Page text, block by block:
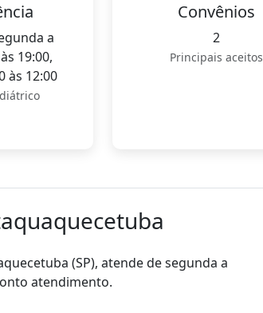
a
19:00,
às 12:00
Convênios
2
Principais aceitos
(SP), atende de segunda a
atendimento.